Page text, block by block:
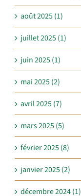
août 2025 (1)
juillet 2025 (1)
juin 2025 (1)
mai 2025 (2)
avril 2025 (7)
mars 2025 (5)
février 2025 (8)
janvier 2025 (2)
décembre 2024 (1)